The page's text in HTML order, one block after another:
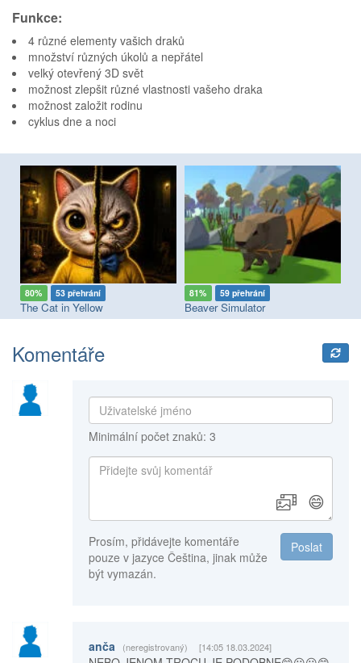
Funkce:
4 různé elementy vašich draků
množství různých úkolů a nepřátel
velký otevřený 3D svět
možnost zlepšit různé vlastnosti vašeho draka
možnost založit rodinu
cyklus dne a noci
80% 53 přehrání
The Cat in Yellow
81% 59 přehrání
Beaver Simulator
Komentáře
Minimální počet znaků: 3
😄
Poslat
Prosím, přidávejte komentáře
pouze v jazyce Čeština, jinak může
být vymazán.
anča (neregistrovaný) [14:05 18.03.2024]